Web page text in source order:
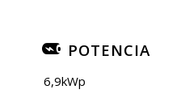
POTENCIA
6,9kWp